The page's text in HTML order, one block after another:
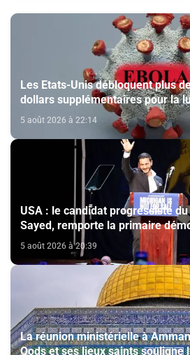
Les Etats-Unis débloquent plus
dollars supplémentaires pour la
5 août 2026 à 22:14
USA : le candidat progressiste
Sayed, remporte la primaire
5 août 2026 à 20:39
La réunion ministérielle à
Qods et ses lieux saints souligne